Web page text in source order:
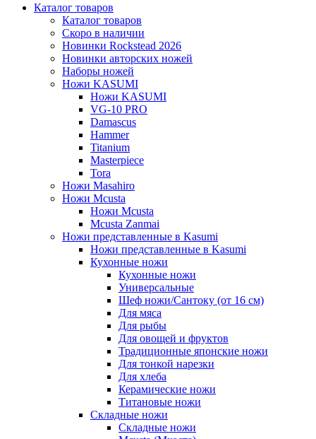
Каталог товаров
Каталог товаров
Скоро в наличии
Новинки Rockstead 2026
Новинки авторских ножей
Наборы ножей
Ножи KASUMI
Ножи KASUMI
VG-10 PRO
Damascus
Hammer
Titanium
Masterpiece
Tora
Ножи Masahiro
Ножи Mcusta
Ножи Mcusta
Mcusta Zanmai
Ножи представленные в Kasumi
Ножи представленные в Kasumi
Кухонные ножи
Кухонные ножи
Универсальные
Шеф ножи/Сантоку (от 16 см)
Для мяса
Для рыбы
Для овощей и фруктов
Традиционные японские ножи
Для тонкой нарезки
Для хлеба
Керамические ножи
Титановые ножи
Складные ножи
Складные ножи